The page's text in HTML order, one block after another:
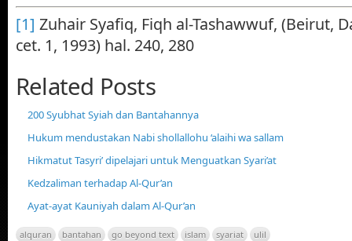
[1] Zuhair Syafiq, Fiqh al-Tashawwuf, (Beirut,
cet. 1, 1993) hal. 240, 280
Related Posts
200 Syubhat Syiah dan Bantahannya
Hukum mendustakan Nabi shollallohu ‘alaihi wa sallam
Hikmatut Tasyri’ dipelajari untuk Menguatkan Syari’at
Kedzaliman terhadap Al-Qur’an
Ayat-ayat Kauniyah dalam Al-Qur’an
alquran bantahan go beyond text islam syariat ulil